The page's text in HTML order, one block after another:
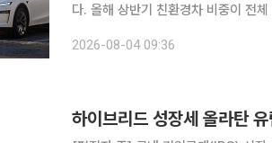
다. 올해 상반기 친환경차 비중이 전
2026-08-04 09:36